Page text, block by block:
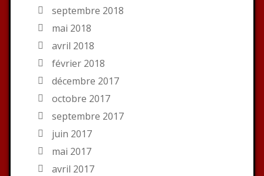
septembre 2018
mai 2018
avril 2018
février 2018
décembre 2017
octobre 2017
septembre 2017
juin 2017
mai 2017
avril 2017